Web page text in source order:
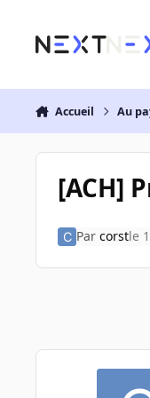
Accueil Au
[ACH]
Par corstle